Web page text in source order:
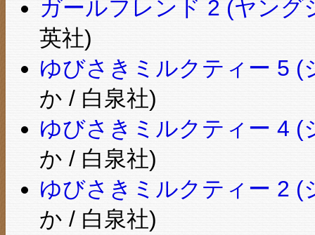
ガールフレンド 2 (ヤン
英社)
ゆびさきミルクティー 5 (
か / 白泉社)
ゆびさきミルクティー 4 (
か / 白泉社)
ゆびさきミルクティー 2 (
か / 白泉社)